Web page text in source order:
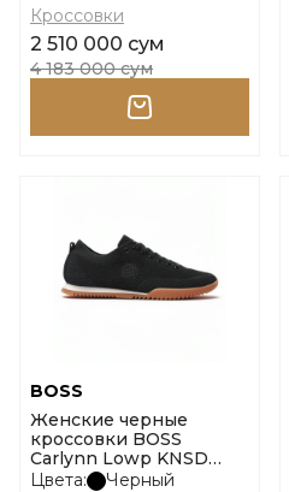
Кроссовки
2 510 000 сум
4 183 000 сум
BOSS
Женские черные
кроссовки BOSS
Carlynn Lowp KNSD
размер 37
Цвета:
Черный